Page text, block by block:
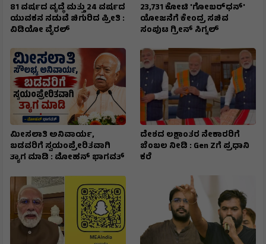
81 ವರ್ಷದ ವೃದ್ಧೆ ಮತ್ತು 24 ವರ್ಷದ
ಯುವಕನ ನಡುವೆ ಚಿಗುರಿದ ಪ್ರೀತಿ :
ವಿಡಿಯೋ ವೈರಲ್
₹23,731 ಕೋಟಿ 'ಗೋಬರ್‌ಧನ್'
ಯೋಜನೆಗೆ ಕೇಂದ್ರ ಸಚಿವ
ಸಂಪುಟ ಗ್ರೀನ್ ಸಿಗ್ನಲ್
ಮೀಸಲಾತಿ ಅನಿವಾರ್ಯ,
ಬಡವರಿಗೆ ಸ್ವಯಂಪ್ರೇರಿತವಾಗಿ
ತ್ಯಾಗ ಮಾಡಿ : ಮೋಹನ್ ಭಾಗವತ್
ದೇಶದ ಲಕ್ಷಾಂತರ ನೇಕಾರರಿಗೆ
ಬೆಂಬಲ ನೀಡಿ : Gen Zಗೆ ಪ್ರಧಾನಿ
ಕರೆ